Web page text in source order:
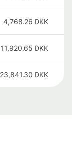
4,768.26 DKK
11,920.65 DKK
23,841.30 DKK